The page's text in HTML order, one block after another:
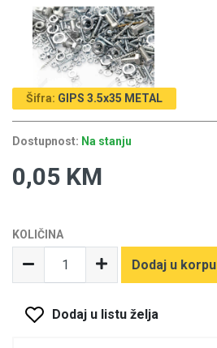
Šifra: GIPS 3.5x35 METAL
Dostupnost: Na stanju
0,05 KM
KOLIČINA
Dodaj u korpu
Dodaj u listu želja